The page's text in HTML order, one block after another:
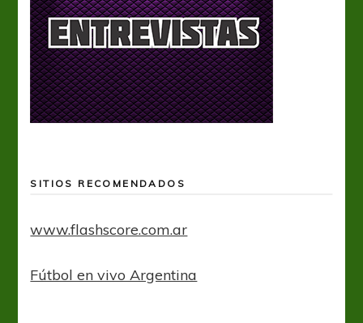
SITIOS RECOMENDADOS
www.flashscore.com.ar
Fútbol en vivo Argentina